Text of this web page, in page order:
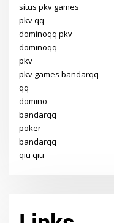
situs pkv games
pkv qq
dominoqq pkv
dominoqq
pkv
pkv games bandarqq
qq
domino
bandarqq
poker
bandarqq
qiu qiu